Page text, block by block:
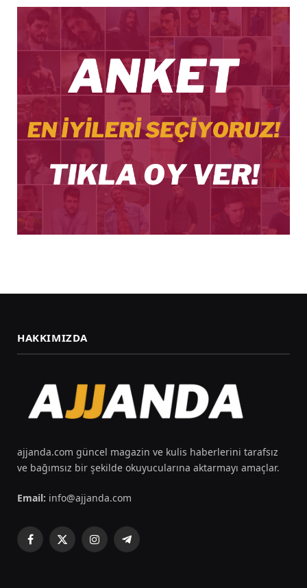
HAKKIMIZDA
ajjanda.com güncel magazin ve kulis haberlerini tarafsız
ve bağımsız bir şekilde okuyucularına aktarmayı amaçlar.
Email: info@ajjanda.com
Facebook
X
InstagramTelegram